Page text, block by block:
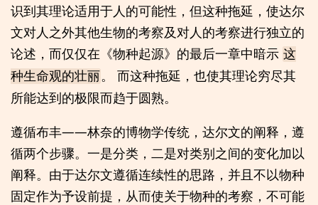
识到其理论适用于人的可能性，但这种拖延，使达尔
文对人之外其他生物的考察及对人的考察进行独立的
论述，而仅仅在《物种起源》的最后一章中暗示 这
种生命观的壮丽。 而这种拖延，也使其理论穷尽其
所能达到的极限而趋于圆熟。
遵循布丰——林奈的博物学传统，达尔文的阐释，遵
循两个步骤。一是分类，二是对类别之间的变化加以
阐释。由于达尔文遵循连续性的思路，并且不以物种
固定作为予设前提，从而使关于物种的考察，不可能